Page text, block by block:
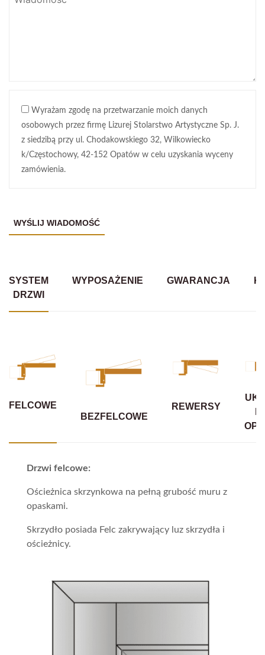
Wyrażam zgodę na przetwarzanie moich danych
osobowych przez firmę Lizurej Stolarstwo Artystyczne Sp. J.
z siedzibą przy ul. Chodakowskiego 32, Wilkowiecko
k/Częstochowy, 42-152 Opatów w celu uzyskania wyceny
zamówienia.
SYSTEM
DRZWI
WYPOSAŻENIE GWARANCJA
FELCOWE
BEZFELCOWE
REWERSY
Drzwi felcowe:
Ościeżnica skrzynkowa na pełną grubość muru z
opaskami.
Skrzydło posiada Felc zakrywający luz skrzydła i
ościeżnicy.